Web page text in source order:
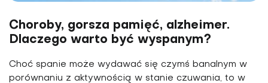
Choroby, gorsza pamięć, alzheimer.
Dlaczego warto być wyspanym?
Choć spanie może wydawać się czymś banalnym w
po­równaniu z aktywnością w stanie czuwania, to w